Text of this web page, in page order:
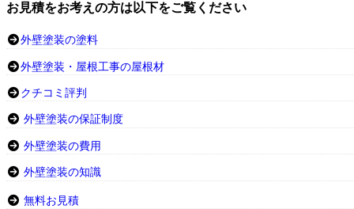
お見積をお考えの方は以下をご覧ください
外壁塗装の塗料
外壁塗装・屋根工事の屋根材
クチコミ評判
外壁塗装の保証制度
外壁塗装の費用
外壁塗装の知識
無料お見積